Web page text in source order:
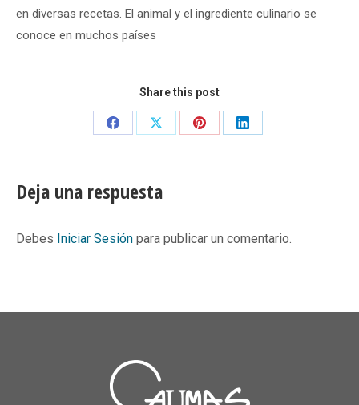
en diversas recetas. El animal y el ingrediente culinario se
conoce en muchos países
Share this post
Share
Share
Share
Share
Deja una respuesta
Debes Iniciar Sesión para publicar un comentario.